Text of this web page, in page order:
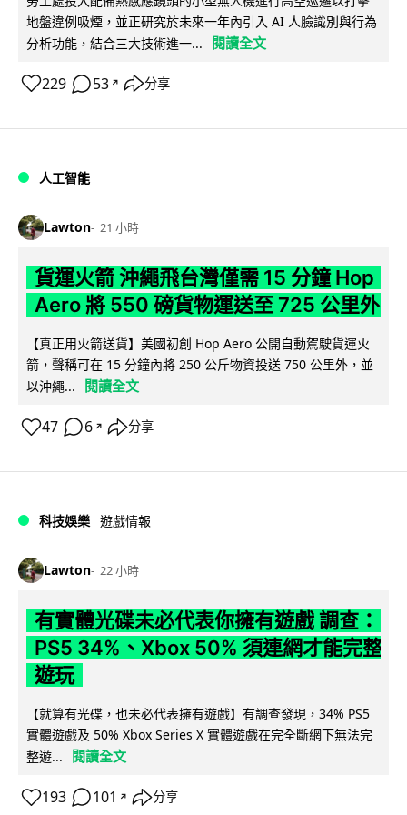
地盤違例吸煙，並正研究於未來一年內引入 AI 人臉識別與行為
分析功能，結合三大技術進一...
閱讀全文
229 53 ↗ 分享
人工智能
Lawton 21 小時
貨運火箭 沖繩飛台灣僅需 15 分鐘 Hop
Aero 將 550 磅貨物運送至 725 公里外
【真正用火箭送貨】美國初創 Hop Aero 公開自動駕駛貨運火
箭，聲稱可在 15 分鐘內將 250 公斤物資投送 750 公里外，並
以沖繩...
閱讀全文
47 6 ↗ 分享
科技娛樂 遊戲情報
Lawton 22 小時
有實體光碟未必代表你擁有遊戲 調查：
PS5 34%、Xbox 50% 須連網才能完整
遊玩
【就算有光碟，也未必代表擁有遊戲】有調查發現，34% PS5
實體遊戲及 50% Xbox Series X 實體遊戲在完全斷網下無法完
整遊...
閱讀全文
193 101 ↗ 分享